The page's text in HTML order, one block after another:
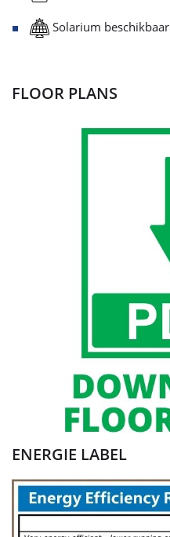
Solarium beschikbaar
FLOOR PLANS
ENERGIE LABEL